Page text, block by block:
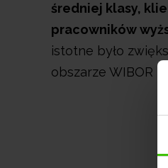
średniej klasy,
pracowników
istotne było
obszarze WIBOR i